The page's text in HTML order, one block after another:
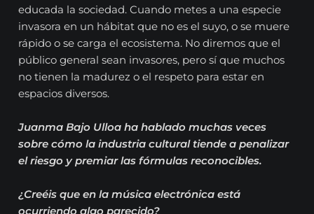
educada la sociedad. Cuando metes a una especie
invasora en un hábitat que no es el suyo, o se muere
rápido o se carga el ecosistema. No diremos que el
público general sean invasores, pero sí que muchos
no tienen la madurez o el respeto para estar en
espacios diversos.
Juanma Bajo Ulloa ha hablado muchas veces
sobre cómo la industria cultural tiende a penalizar
el riesgo y premiar las fórmulas reconocibles.
¿Creéis que en la música electrónica está
ocurriendo algo parecido?